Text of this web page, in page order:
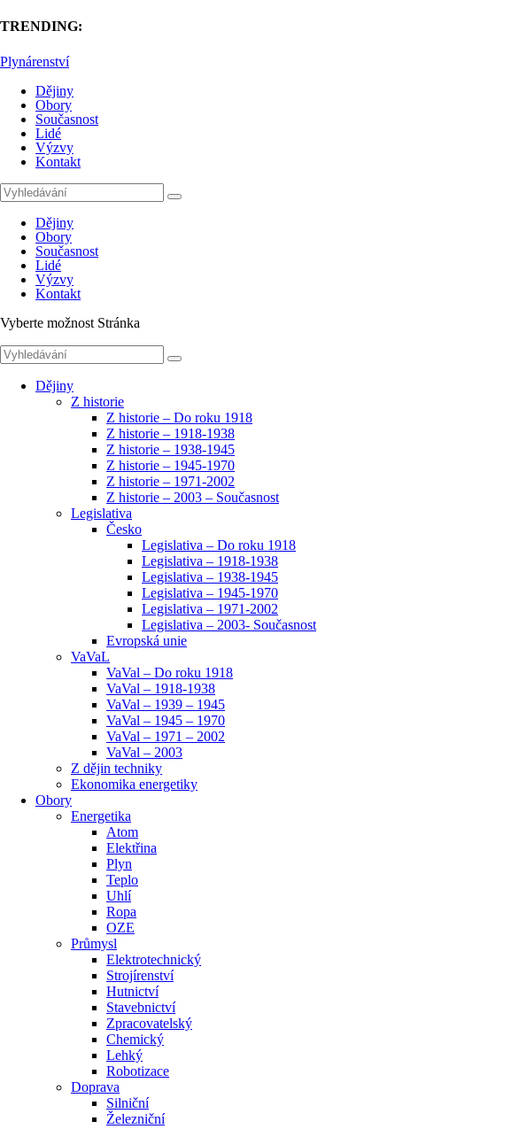
TRENDING:
Plynárenství
Dějiny
Obory
Současnost
Lidé
Výzvy
Kontakt
Dějiny
Obory
Současnost
Lidé
Výzvy
Kontakt
Vyberte možnost Stránka
Dějiny
Z historie
Z historie – Do roku 1918
Z historie – 1918-1938
Z historie – 1938-1945
Z historie – 1945-1970
Z historie – 1971-2002
Z historie – 2003 – Současnost
Legislativa
Česko
Legislativa – Do roku 1918
Legislativa – 1918-1938
Legislativa – 1938-1945
Legislativa – 1945-1970
Legislativa – 1971-2002
Legislativa – 2003- Současnost
Evropská unie
VaVaL
VaVal – Do roku 1918
VaVal – 1918-1938
VaVal – 1939 – 1945
VaVal – 1945 – 1970
VaVal – 1971 – 2002
VaVal – 2003
Z dějin techniky
Ekonomika energetiky
Obory
Energetika
Atom
Elektřina
Plyn
Teplo
Uhlí
Ropa
OZE
Průmysl
Elektrotechnický
Strojírenství
Hutnictví
Stavebnictví
Zpracovatelský
Chemický
Lehký
Robotizace
Doprava
Silniční
Železniční